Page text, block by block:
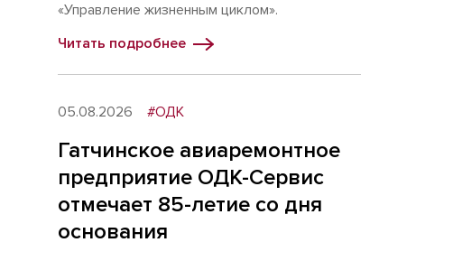
«Управление жизненным циклом».
Читать подробнее
05.08.2026 #ОДК
Гатчинское авиаремонтное
предприятие ОДК-Сервис
отмечает 85-летие со дня
основания